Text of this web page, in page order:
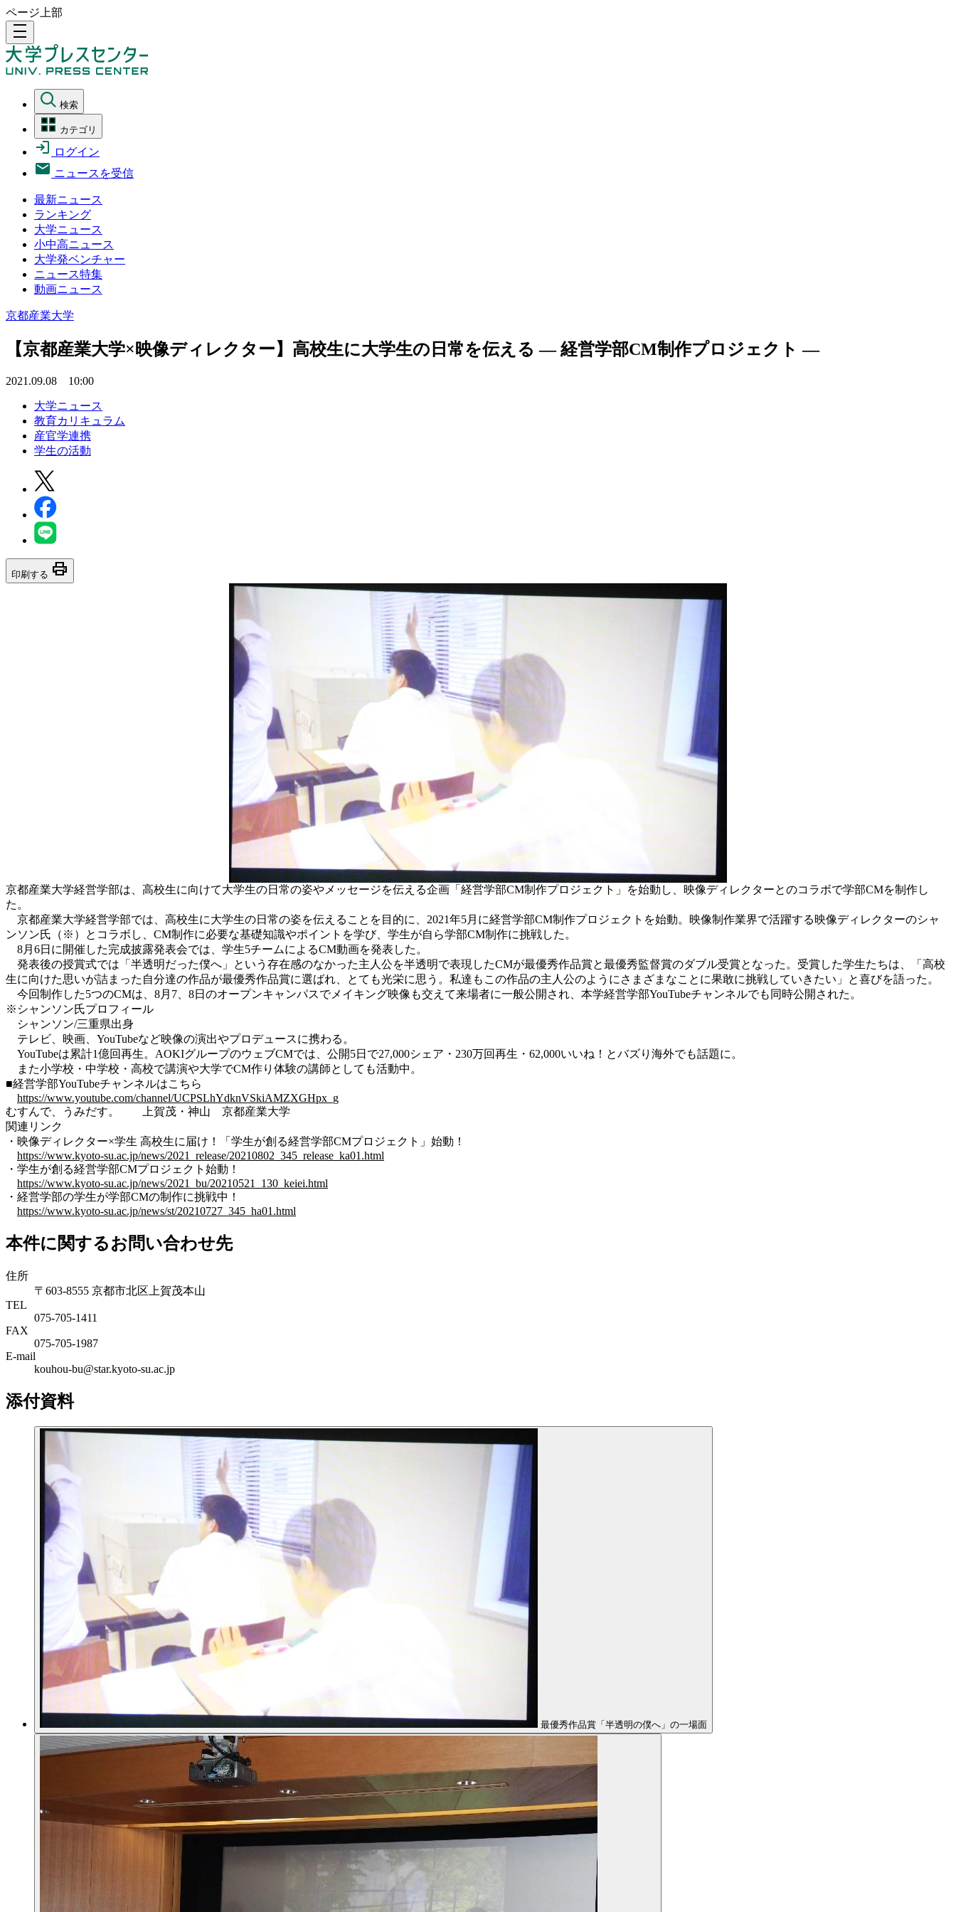
ページ上部
density_medium
検索
カテゴリ
ログイン
ニュースを受信
最新ニュース
ランキング
大学ニュース
小中高ニュース
大学発ベンチャー
ニュース特集
動画ニュース
京都産業大学
【京都産業大学×映像ディレクター】高校生に大学生の日常を伝える — 経営学部CM制作プロジェクト —
2021.09.08 10:00
大学ニュース
教育カリキュラム
産官学連携
学生の活動
印刷する print
京都産業大学経営学部は、高校生に向けて大学生の日常の姿やメッセージを伝える企画「経営学部CM制作プロジェクト」を始動し、映像ディレクターとのコラボで学部CMを制作し
た。
京都産業大学経営学部では、高校生に大学生の日常の姿を伝えることを目的に、2021年5月に経営学部CM制作プロジェクトを始動。映像制作業界で活躍する映像ディレクターのシャ
ンソン氏（※）とコラボし、CM制作に必要な基礎知識やポイントを学び、学生が自ら学部CM制作に挑戦した。
8月6日に開催した完成披露発表会では、学生5チームによるCM動画を発表した。
発表後の授賞式では「半透明だった僕へ」という存在感のなかった主人公を半透明で表現したCMが最優秀作品賞と最優秀監督賞のダブル受賞となった。受賞した学生たちは、「高校
生に向けた思いが詰まった自分達の作品が最優秀作品賞に選ばれ、とても光栄に思う。私達もこの作品の主人公のようにさまざまなことに果敢に挑戦していきたい」と喜びを語った。
今回制作した5つのCMは、8月7、8日のオープンキャンパスでメイキング映像も交えて来場者に一般公開され、本学経営学部YouTubeチャンネルでも同時公開された。
※シャンソン氏プロフィール
シャンソン/三重県出身
テレビ、映画、YouTubeなど映像の演出やプロデュースに携わる。
YouTubeは累計1億回再生。AOKIグループのウェブCMでは、公開5日で27,000シェア・230万回再生・62,000いいね！とバズり海外でも話題に。
また小学校・中学校・高校で講演や大学でCM作り体験の講師としても活動中。
■経営学部YouTubeチャンネルはこちら
https://www.youtube.com/channel/UCPSLhYdknVSkiAMZXGHpx_g
むすんで、うみだす。 上賀茂・神山 京都産業大学
関連リンク
・映像ディレクター×学生 高校生に届け！「学生が創る経営学部CMプロジェクト」始動！
https://www.kyoto-su.ac.jp/news/2021_release/20210802_345_release_ka01.html
・学生が創る経営学部CMプロジェクト始動！
https://www.kyoto-su.ac.jp/news/2021_bu/20210521_130_keiei.html
・経営学部の学生が学部CMの制作に挑戦中！
https://www.kyoto-su.ac.jp/news/st/20210727_345_ha01.html
本件に関するお問い合わせ先
住所
〒603-8555 京都市北区上賀茂本山
TEL
075-705-1411
FAX
075-705-1987
E-mail
kouhou-bu@star.kyoto-su.ac.jp
添付資料
最優秀作品賞「半透明の僕へ」の一場面